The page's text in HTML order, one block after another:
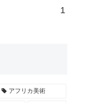
1
アフリカ美術